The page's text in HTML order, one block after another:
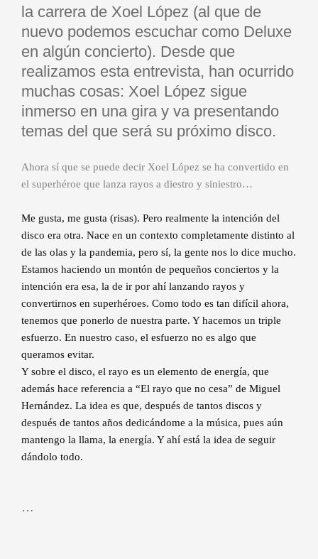
la carrera de Xoel López (al que de
nuevo podemos escuchar como Deluxe
en algún concierto). Desde que
realizamos esta entrevista, han ocurrido
muchas cosas: Xoel López sigue
inmerso en una gira y va presentando
temas del que será su próximo disco.
Ahora sí que se puede decir Xoel López se ha convertido en
el superhéroe que lanza rayos a diestro y siniestro…
Me gusta, me gusta (risas). Pero realmente la intención del
disco era otra. Nace en un contexto completamente distinto al
de las olas y la pandemia, pero sí, la gente nos lo dice mucho.
Estamos haciendo un montón de pequeños conciertos y la
intención era esa, la de ir por ahí lanzando rayos y
convertirnos en superhéroes. Como todo es tan difícil ahora,
tenemos que ponerlo de nuestra parte. Y hacemos un triple
esfuerzo. En nuestro caso, el esfuerzo no es algo que
queramos evitar.
Y sobre el disco, el rayo es un elemento de energía, que
además hace referencia a “El rayo que no cesa” de Miguel
Hernández. La idea es que, después de tantos discos y
después de tantos años dedicándome a la música, pues aún
mantengo la llama, la energía. Y ahí está la idea de seguir
dándolo todo.
…